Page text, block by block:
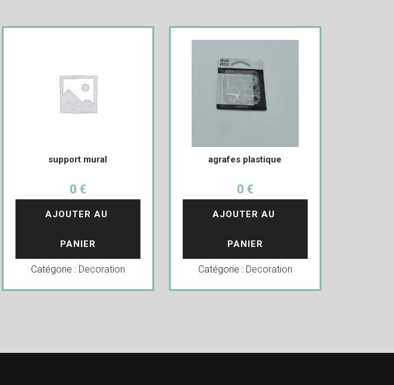
support mural
0 €
AJOUTER AU
PANIER
Catégorie : Decoration
agrafes plastique
0 €
AJOUTER AU
PANIER
Catégorie : Decoration